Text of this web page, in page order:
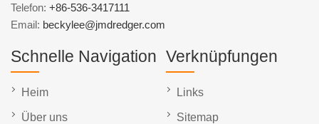
Telefon: +86-536-3417111
Email: beckylee@jmdredger.com
Schnelle Navigation
Heim
Über uns
Verknüpfungen
Links
Sitemap